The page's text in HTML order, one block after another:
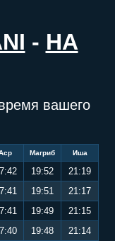
- НА
вашего
Магриб Иша
19:52
21:19
19:51
21:17
19:49
21:15
19:48
21:14